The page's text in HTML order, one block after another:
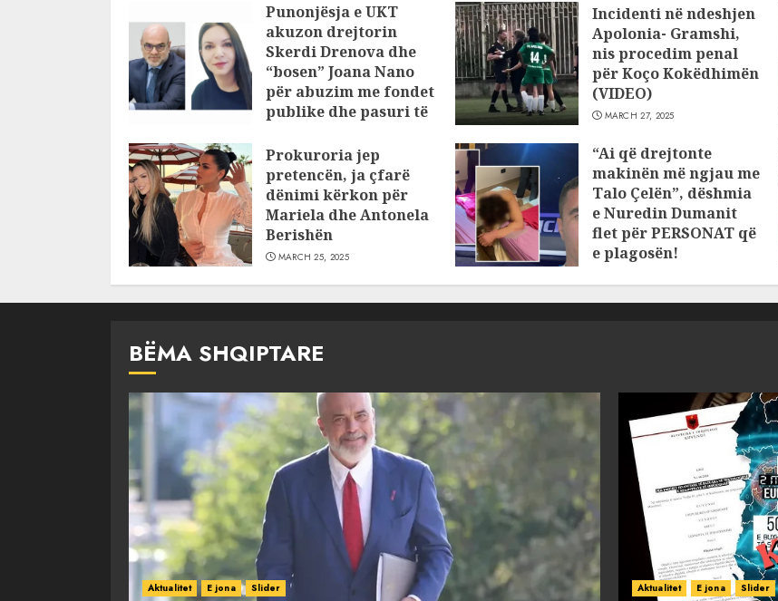
Punonjësja e UKT
akuzon drejtorin
Skerdi Drenova dhe
“bosen” Joana Nano
për abuzim me fondet
publike dhe pasuri të
JULY 24, 2025
Incidenti në ndeshjen
Apolonia- Gramshi,
nis procedim penal
për Koço Kokëdhimën
(VIDEO)
MARCH 27, 2025
Prokuroria jep
pretencën, ja çfarë
dënimi kërkon për
Mariela dhe Antonela
Berishën
MARCH 25, 2025
“Ai që drejtonte
makinën më ngjau me
Talo Çelën”, dëshmia
e Nuredin Dumanit
flet për PERSONAT që
e plagosën!
BËMA SHQIPTARE
Aktualitet E jona Slider Aktualitet E jona Slider